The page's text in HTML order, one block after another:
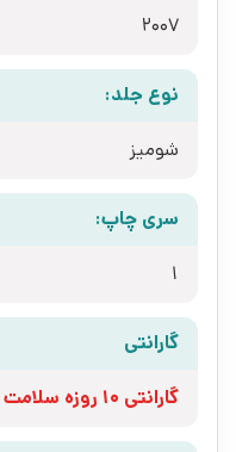
2007
نوع جلد:
شومیز
سری چاپ:
1
گارانتی
گارانتی 10 روزه سلامت فیزیکی کتاب